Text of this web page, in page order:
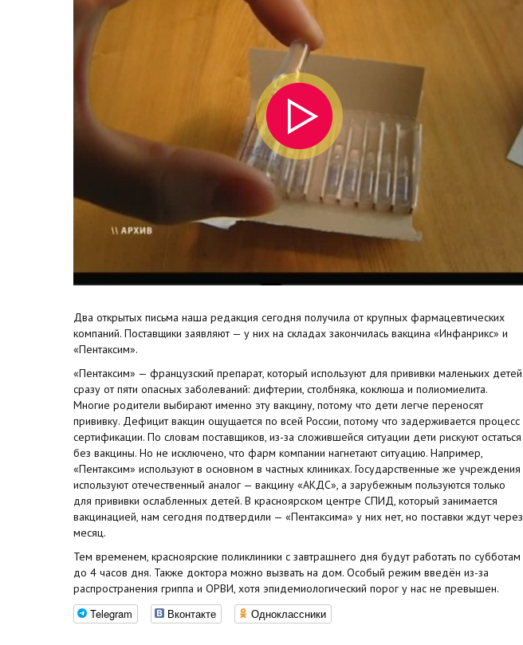
Два открытых письма наша редакция сегодня получила от крупных фармацевтических
компаний. Поставщики заявляют — у них на складах закончилась вакцина «Инфанрикс» и
«Пентаксим».
«Пентаксим» — французский препарат, который используют для прививки маленьких детей
сразу от пяти опасных заболеваний: дифтерии, столбняка, коклюша и полиомиелита.
Многие родители выбирают именно эту вакцину, потому что дети легче переносят
прививку. Дефицит вакцин ощущается по всей России, потому что задерживается процесс
сертификации. По словам поставщиков, из-за сложившейся ситуации дети рискуют остаться
без вакцины. Но не исключено, что фарм компании нагнетают ситуацию. Например,
«Пентаксим» используют в основном в частных клиниках. Государственные же учреждения
используют отечественный аналог — вакцину «АКДС», а зарубежным пользуются только
для прививки ослабленных детей. В красноярском центре СПИД, который занимается
вакцинацией, нам сегодня подтвердили — «Пентаксима» у них нет, но поставки ждут через
месяц.
Тем временем, красноярские поликлиники с завтрашнего дня будут работать по субботам
до 4 часов дня. Также доктора можно вызвать на дом. Особый режим введён из-за
распространения гриппа и ОРВИ, хотя эпидемиологический порог у нас не превышен.
Telegram Вконтакте Одноклассники